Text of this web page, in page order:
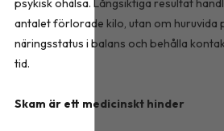
psykisk ohälsa. Långsiktiga resultat
antalet förlorade kilo, utan om huruvida
näringsstatus i balans och behålla
tid.
Skam är ett medicinskt hinder